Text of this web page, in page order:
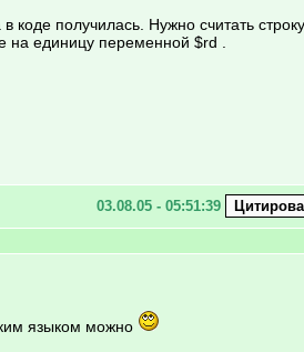
коде получилась. Нужно считать
на единицу переменной $rd .
03.08.05 - 05:51:39
языком можно